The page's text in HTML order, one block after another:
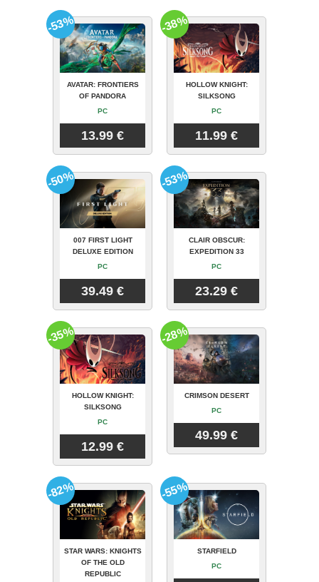
AVATAR: FRONTIERS
OF PANDORA
PC
13.99 €
-53%
HOLLOW KNIGHT:
SILKSONG
PC
11.99 €
-38%
007 FIRST LIGHT
DELUXE EDITION
PC
39.49 €
-50%
CLAIR OBSCUR:
EXPEDITION 33
PC
23.29 €
-53%
HOLLOW KNIGHT:
SILKSONG
PC
12.99 €
-35%
CRIMSON DESERT
PC
49.99 €
-28%
STAR WARS: KNIGHTS
OF THE OLD
REPUBLIC
-82%
STARFIELD
PC
-55%